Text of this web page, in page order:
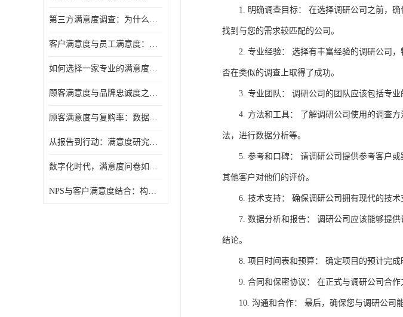
第三方满意度调查：为什么企业需要"外脑"视角
客户满意度与员工满意度：一枚硬币的两面
如何选择一家专业的满意度调研公司
顾客满意度与品牌忠诚度之间，隔着一层"体验管理"
顾客满意度与复购率：数据背后的商业逻辑
从报告到行动：满意度研究的落地之道
数字化时代，满意度问卷如何与时俱进
NPS与客户满意度结合：构建更完整的忠诚度调查预测模型
1. 明确调查目标： 在选择调研公司 之前，
找到与您的需求较匹配的公司。
2. 专业经验： 选择有丰富经验的调研公司
否在类似的调查上取得了成功。
3. 专业团队： 调研公司 的团队应该包括专
4. 方法和工具： 了解调研公司 使用的调查方
法，进行数据分析等。
5. 参考和口碑： 请调研公司 提供参考客户
其他客户对他们的评价。
6. 技术支持： 确保调研公司 拥有现代的技术
7. 数据分析和报告： 调研公司 应该能够提
结论。
8. 项目时间表和预算： 确定项目的预计完
9. 合同和保密协议： 在正式与调研公司 合作
10. 沟通和合作： 最后，确保您与调研公司